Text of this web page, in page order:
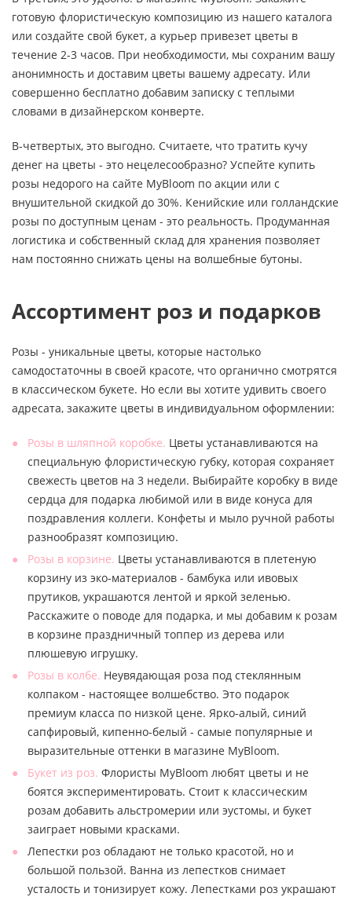
готовую флористическую композицию из нашего каталога
или создайте свой букет, а курьер привезет цветы в
течение 2-3 часов. При необходимости, мы сохраним вашу
анонимность и доставим цветы вашему адресату. Или
совершенно бесплатно добавим записку с теплыми
словами в дизайнерском конверте.
В-четвертых, это выгодно. Считаете, что тратить кучу
денег на цветы - это нецелесообразно? Успейте купить
розы недорого на сайте MyBloom по акции или с
внушительной скидкой до 30%. Кенийские или голландские
розы по доступным ценам - это реальность. Продуманная
логистика и собственный склад для хранения позволяет
нам постоянно снижать цены на волшебные бутоны.
Ассортимент роз и подарков
Розы - уникальные цветы, которые настолько
самодостаточны в своей красоте, что органично смотрятся
в классическом букете. Но если вы хотите удивить своего
адресата, закажите цветы в индивидуальном оформлении:
Розы в шляпной коробке. Цветы устанавливаются на
специальную флористическую губку, которая сохраняет
свежесть цветов на 3 недели. Выбирайте коробку в виде
сердца для подарка любимой или в виде конуса для
поздравления коллеги. Конфеты и мыло ручной работы
разнообразят композицию.
Розы в корзине. Цветы устанавливаются в плетеную
корзину из эко-материалов - бамбука или ивовых
прутиков, украшаются лентой и яркой зеленью.
Расскажите о поводе для подарка, и мы добавим к розам
в корзине праздничный топпер из дерева или
плюшевую игрушку.
Розы в колбе. Неувядающая роза под стеклянным
колпаком - настоящее волшебство. Это подарок
премиум класса по низкой цене. Ярко-алый, синий
сапфировый, кипенно-белый - самые популярные и
выразительные оттенки в магазине MyBloom.
Букет из роз. Флористы MyBloom любят цветы и не
боятся экспериментировать. Стоит к классическим
розам добавить альстромерии или эустомы, и букет
заиграет новыми красками.
Лепестки роз обладают не только красотой, но и
большой пользой. Ванна из лепестков снимает
усталость и тонизирует кожу. Лепестками роз украшают